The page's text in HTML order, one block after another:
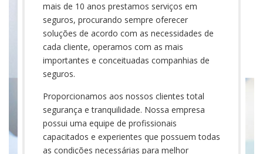
mais de 10 anos prestamos serviços em
seguros, procurando sempre oferecer
soluções de acordo com as necessidades de
cada cliente, operamos com as mais
importantes e conceituadas companhias de
seguros.
Proporcionamos aos nossos clientes total
segurança e tranquilidade. Nossa empresa
possui uma equipe de profissionais
capacitados e experientes que possuem todas
as condições necessárias para melhor
Danilo Rodrigues